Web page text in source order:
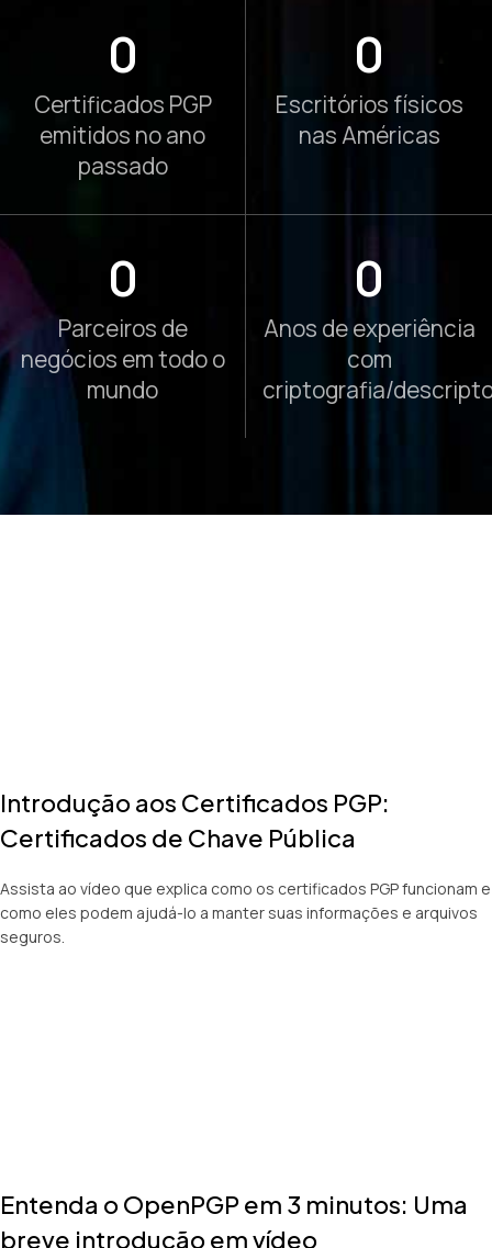
0
Certificados PGP
emitidos no ano
passado
0
Escritórios físicos
nas Américas
0
Parceiros de
negócios em todo o
mundo
0
Anos de experiência
com
criptografia/
Introdução aos Certificados PGP:
Certificados de Chave Pública
Assista ao vídeo que explica como os certificados PGP funcionam e
como eles podem ajudá-lo a manter suas informações e arquivos
seguros.
Entenda o OpenPGP em 3 minutos: Uma
breve introdução em vídeo